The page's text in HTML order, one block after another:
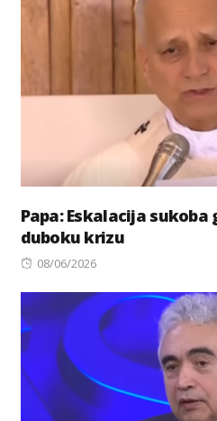
Papa: Eskalacija
duboku krizu
Posted
08/06/2026